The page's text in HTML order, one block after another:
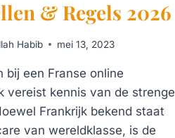
& Regels 2026
Habib mei 13, 2023
bij een Franse online
vereist kennis van de strenge
Frankrijk bekend staat
van wereldklasse, is de